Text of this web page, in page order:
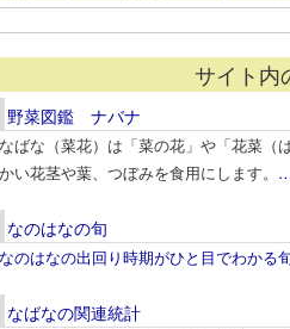
サイト内
野菜図鑑 ナバナ
なばな（菜花）は「菜の花」や「花菜（
かい花茎や葉、つぼみを食用にします。
なのはなの旬
なのはなの出回り時期がひと目でわかる
なばなの関連統計